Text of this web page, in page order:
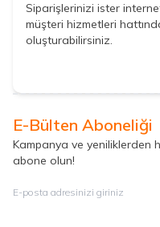
Siparişlerinizi ister
müşteri hizmetleri
oluşturabilirsiniz.
E-Bülten Aboneliği
Kampanya ve yeniliklerden
abone olun!